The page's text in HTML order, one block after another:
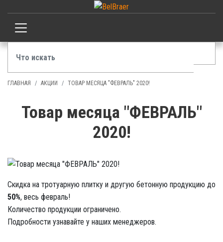
ГЛАВНАЯ АКЦИИ ТОВАР МЕСЯЦА "ФЕВРАЛЬ" 2020!
Товар месяца "ФЕВРАЛЬ"
2020!
Скидка на тротуарную плитку и другую бетонную продукцию до
50%, весь февраль!
Количество продукции ограничено.
Подробности узнавайте у наших менеджеров.